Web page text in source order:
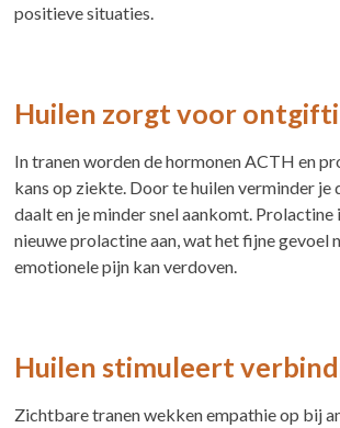
positieve situaties.
Huilen zorgt voor
In tranen worden de hormonen ACTH en
kans op ziekte. Door te huilen verminder
daalt en je minder snel aankomt.
nieuwe prolactine aan, wat het fijne gevoel
emotionele pijn kan verdoven.
Huilen stimuleert
Zichtbare tranen wekken empathie op bij